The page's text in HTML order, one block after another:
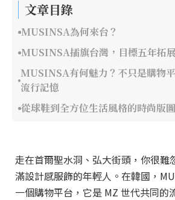
文章目錄
MUSINSA為何來台？
MUSINSA插旗台灣，目標五年拓
MUSINSA有何魅力？不只是購物
流行記憶
從球鞋到全方位生活風格的時尚版圖
走在首爾聖水洞、弘大街頭，你很難
滿設計感服飾的年輕人。在韓國，
一個購物平台，它是 MZ 世代共同的